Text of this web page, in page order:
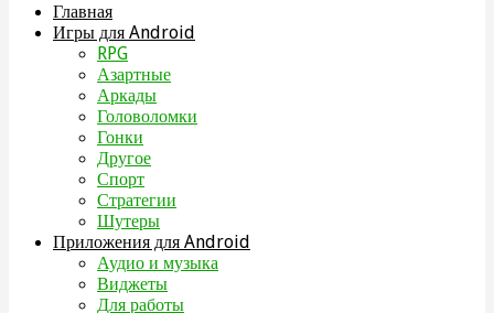
Главная
Игры для Android
RPG
Азартные
Аркады
Головоломки
Гонки
Другое
Спорт
Стратегии
Шутеры
Приложения для Android
Аудио и музыка
Виджеты
Для работы